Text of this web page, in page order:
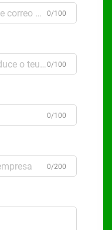
0/100
0/100
0/100
0/200